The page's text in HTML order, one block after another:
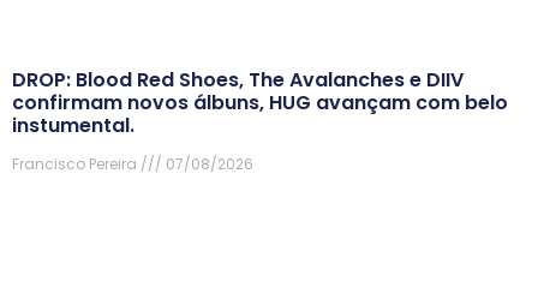
DROP: Blood Red Shoes, The Avalanches e DIIV
confirmam novos álbuns, HUG avançam com belo
instumental.
Francisco Pereira 07/08/2026